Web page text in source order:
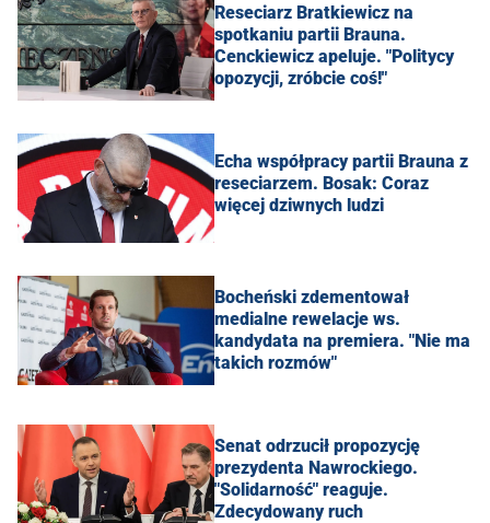
Reseciarz Bratkiewicz na
spotkaniu partii Brauna.
Cenckiewicz apeluje. "Politycy
opozycji, zróbcie coś!"
Echa współpracy partii Brauna z
reseciarzem. Bosak: Coraz
więcej dziwnych ludzi
Bocheński zdementował
medialne rewelacje ws.
kandydata na premiera. "Nie ma
takich rozmów"
Senat odrzucił propozycję
prezydenta Nawrockiego.
"Solidarność" reaguje.
Zdecydowany ruch